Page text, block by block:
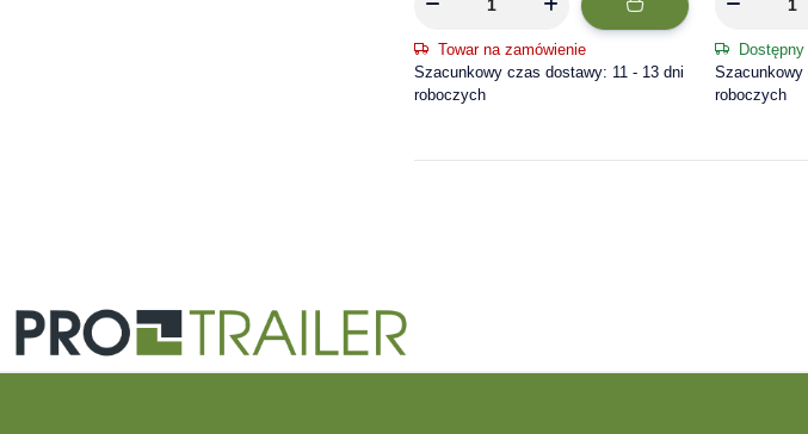
Towar na zamówienie
Szacunkowy czas dostawy: 11 - 13 dni
roboczych
roboczych